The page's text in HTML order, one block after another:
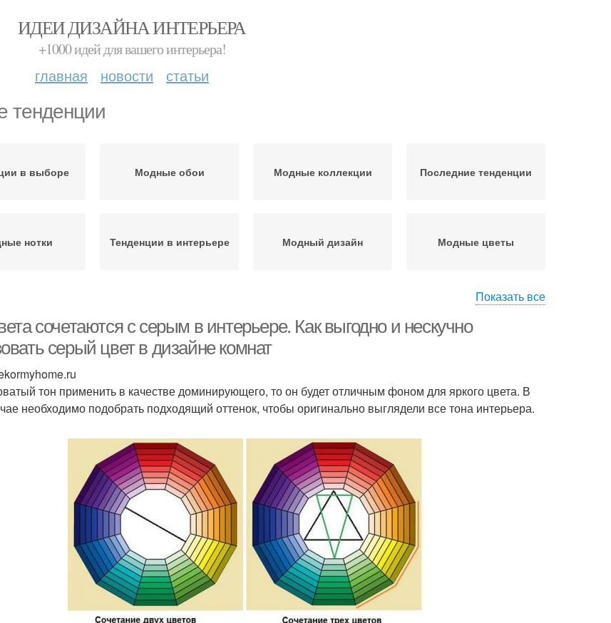
ИДЕИ ДИЗАЙНА ИНТЕРЬЕРА
+1000 идей для вашего интерьера!
главная новости статьи
тенденции
в выборе Модные обои Модные коллекции Последние тенденции
нотки Тенденции в интерьере Модный дизайн Модные цветы
двери
межкомнатных дверях
Показать все
сочетаются с серым в интерьере. Как выгодно и нескучно
серый цвет в дизайне комнат
тон применить в качестве доминирующего, то он будет отличным фоном для яркого цвета. В
необходимо подобрать подходящий оттенок, чтобы оригинально выглядели все тона интерьера.